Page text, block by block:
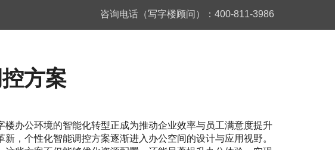
咨询电话（写字楼顾问）：400-811-3986
方案
楼办公环境的智能化转型正成为推动企业效率与员工满意度提升
，个性化智能调控方案逐渐进入办公空间的设计与应用视野。